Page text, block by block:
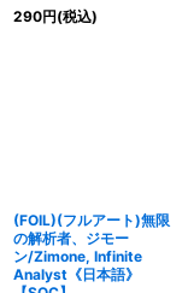
290円(税込)
(FOIL)(フルアート)無限
の解析者、ジモー
ン/Zimone, Infinite
Analyst《日本語》